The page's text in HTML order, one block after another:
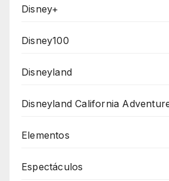
Disney+
Disney100
Disneyland
Disneyland California
Elementos
Espectáculos